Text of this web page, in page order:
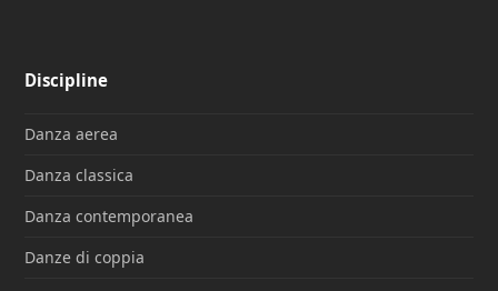
Discipline
Danza aerea
Danza classica
Danza contemporanea
Danze di coppia